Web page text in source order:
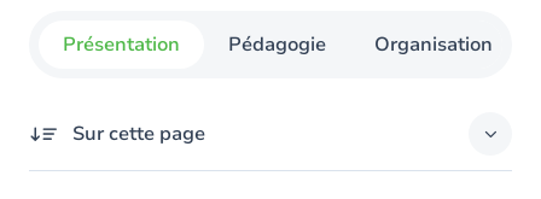
Présentation Pédagogie Organisation
Sur cette page